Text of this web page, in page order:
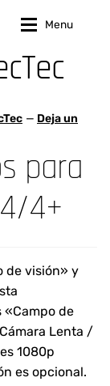
Menu
JUGAR GOLF!
VAYA A CAZAR!
ASISTENCIA
— Deja un
para
4+
de visión» y
de
Lenta /
1080p
es opcional.